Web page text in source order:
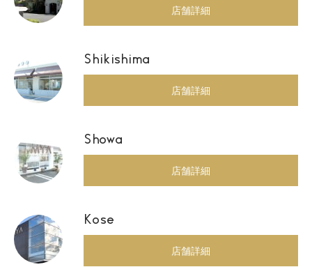
店舗詳細
Shikishima
店舗詳細
Showa
店舗詳細
Kose
店舗詳細